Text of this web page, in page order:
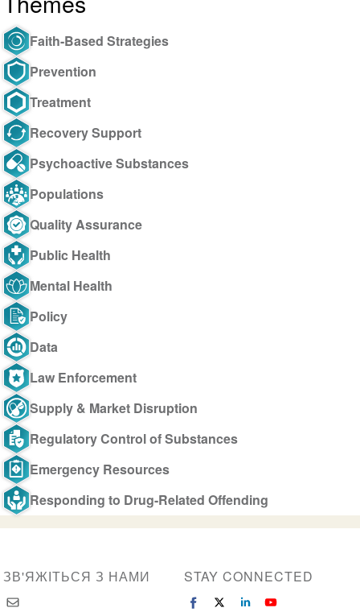
Faith-Based Strategies
Prevention
Treatment
Recovery Support
Psychoactive Substances
Populations
Quality Assurance
Public Health
Mental Health
Policy
Data
Law Enforcement
Supply & Market Disruption
Regulatory Control of Substances
Emergency Resources
Responding to Drug-Related Offending
ЗВ'ЯЖІТЬСЯ З НАМИ STAY CONNECTED